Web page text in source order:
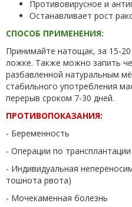
Противовирусное и
Останавливает рост
СПОСОБ ПРИМЕНЕНИЯ:
Принимайте натощак, за 15-
ложке. Также можно запить
разбавленной натуральным
стабильного употребления
перерыв сроком 7-30 дней.
ПРОТИВОПОКАЗАНИЯ:
- Беременность
- Операции по
- Индивидуальная
тошнота рвота)
- Мочекаменная болезнь